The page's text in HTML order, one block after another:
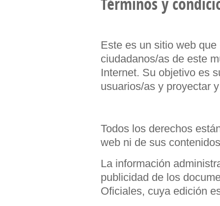
Este es un sitio web
ciudadanos/as de este
Internet. Su objetivo es
usuarios/as y proyectar
Todos los derechos
web ni de sus
La información
publicidad de los
Oficiales, cuya edición